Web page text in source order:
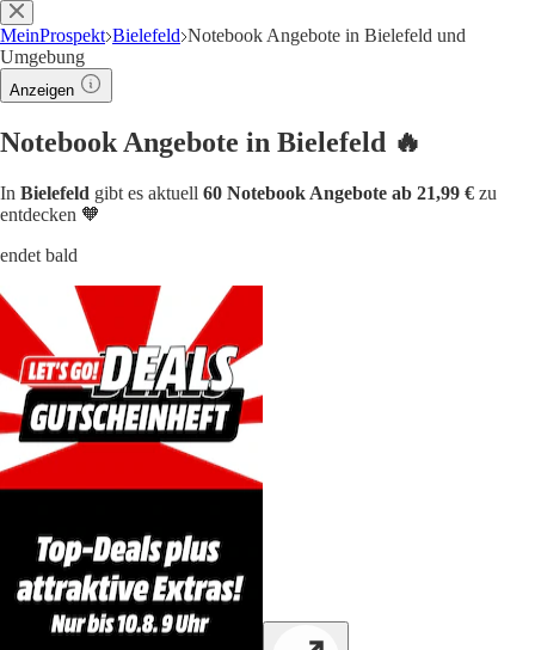
MeinProspekt Bielefeld Notebook Angebote in Bielefeld und
Umgebung
Anzeigen
Notebook Angebote in Bielefeld 🔥
In Bielefeld gibt es aktuell 60 Notebook Angebote ab 21,99 € zu
entdecken 🧡
endet bald